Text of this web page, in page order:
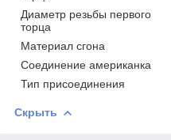
Диаметр резьбы первого
торца
Материал сгона
Соединение американка
Тип присоединения
Скрыть